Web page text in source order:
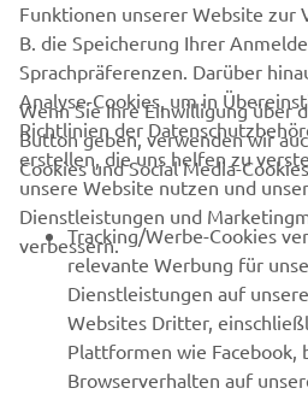
UNTERNEHMEN
B2B
MEHR YAMAHA
SUPPORT
Funktionen unserer Website zur
B. die Speicherung Ihrer
Sprachpräferenzen. Darüber
Analyse-Cookies, um in
Richtlinien der
erstellen, die uns helfen zu
unsere Website nutzen und
Dienstleistungen und
verbessern.
Wenn Sie Ihre Einwilligung über
Button geben, verwenden wir
Cookies und Social Media-
Tracking/Werbe-Cookies
relevante Werbung für
Dienstleistungen auf
Websites Dritter,
Plattformen wie Facebook,
Browserverhalten auf